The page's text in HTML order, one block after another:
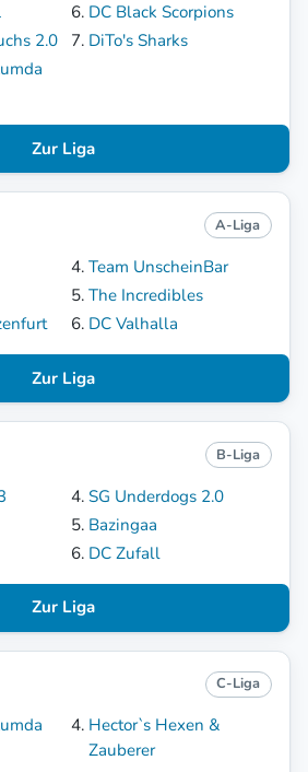
2.0
DC Black Scorpions
DiTo's Sharks
Zur Liga
A-Liga
Team UnscheinBar
The Incredibles
DC Valhalla
Zur Liga
B-Liga
SG Underdogs 2.0
Bazingaa
DC Zufall
Zur Liga
C-Liga
Hector`s Hexen &
Zauberer